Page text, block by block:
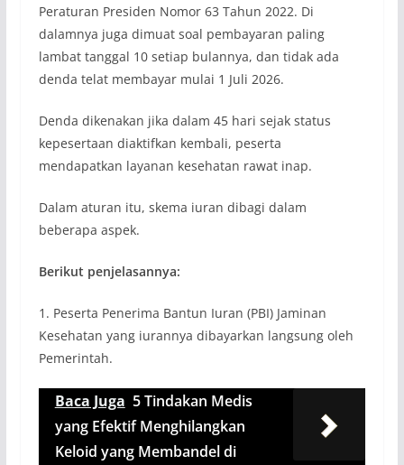
Peraturan Presiden Nomor 63 Tahun 2022. Di
dalamnya juga dimuat soal pembayaran paling
lambat tanggal 10 setiap bulannya, dan tidak ada
denda telat membayar mulai 1 Juli 2026.
Denda dikenakan jika dalam 45 hari sejak status
kepesertaan diaktifkan kembali, peserta
mendapatkan layanan kesehatan rawat inap.
Dalam aturan itu, skema iuran dibagi dalam
beberapa aspek.
Berikut penjelasannya:
1. Peserta Penerima Bantun Iuran (PBI) Jaminan
Kesehatan yang iurannya dibayarkan langsung oleh
Pemerintah.
Baca Juga 5 Tindakan Medis
yang Efektif Menghilangkan
Keloid yang Membandel di